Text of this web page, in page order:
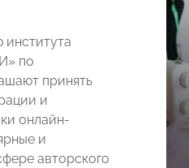
по
принять
и
онлайн-
и
авторского